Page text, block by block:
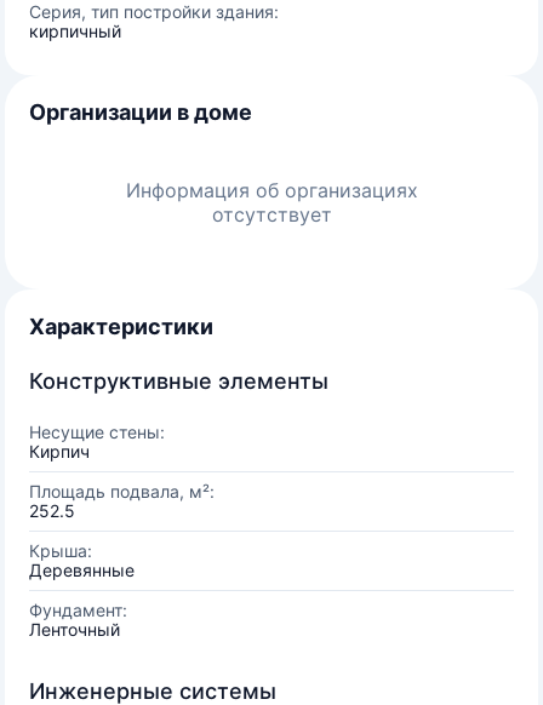
Серия, тип постройки здания:
кирпичный
Организации в доме
Информация об организациях
отсутствует
Характеристики
Конструктивные элементы
Несущие стены:
Кирпич
Площадь подвала, м²:
252.5
Крыша:
Деревянные
Фундамент:
Ленточный
Инженерные системы